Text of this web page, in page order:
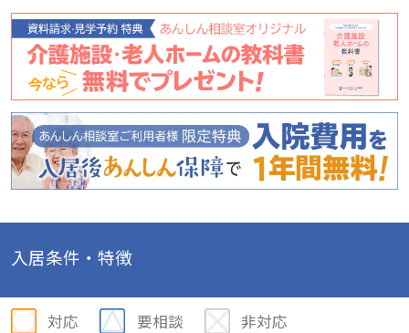
入居条件・特徴
対応 要相談
非対応